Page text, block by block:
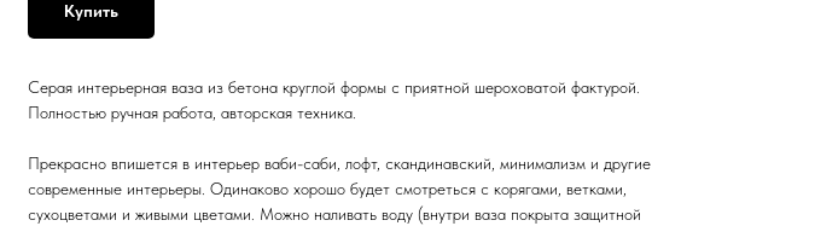
Купить
Серая интерьерная ваза из бетона круглой формы с приятной шероховатой фактурой.
Полностью ручная работа, авторская техника.
Прекрасно впишется в интерьер ваби-саби, лофт, скандинавский, минимализм и другие
современные интерьеры. Одинаково хорошо будет смотреться с корягами, ветками,
сухоцветами и живыми цветами. Можно наливать воду (внутри ваза покрыта защитной